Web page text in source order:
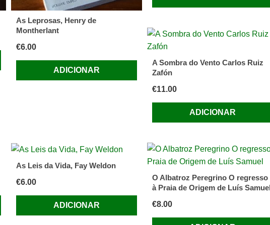
As Leprosas, Henry de
Montherlant
€6.00
ADICIONAR
A Sombra do Vento Carlos Ruiz
Zafón
€11.00
ADICIONAR
As Leis da Vida, Fay Weldon
€6.00
ADICIONAR
O Albatroz Peregrino O regresso
à Praia de Origem de Luís
€8.00